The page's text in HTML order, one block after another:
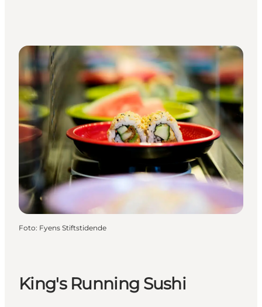
Foto: Fyens Stiftstidende
King's Running Sushi